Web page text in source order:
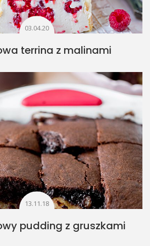
03.04.20
terrina z malinami
13.11.18
pudding z gruszkami